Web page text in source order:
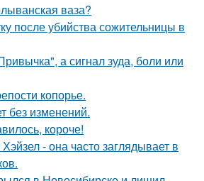
ваза?
после убийства сожительницы в
а сигнал зуда, боли или
копорье.
без изменений.
короче!
- она часто заглядывает в